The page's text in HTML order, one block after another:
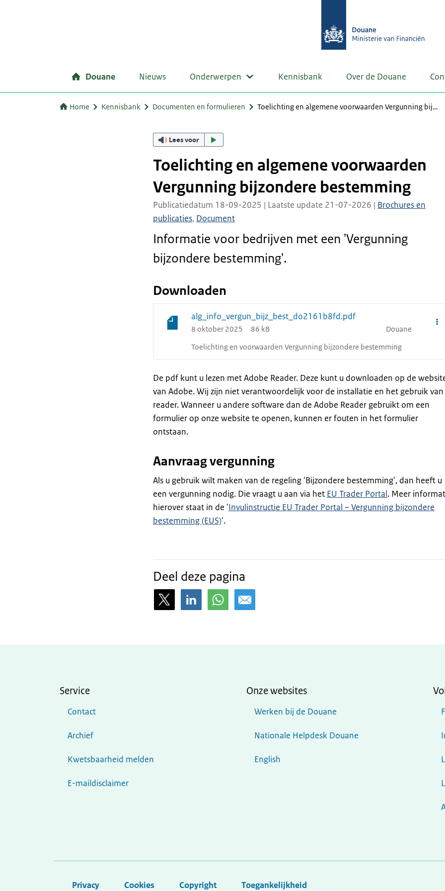
Douane Nieuws Onderwerpen Kennisbank Over de Douane
Home Kennisbank Documenten en formulieren Toelichting en algemene voorwaarden Vergunning bij…
Lees voor
Toelichting en algemene voorwaarden
Vergunning bijzondere bestemming
Publicatiedatum 18-09-2025 | Laatste update 21-07-2026 | Brochures en
publicaties, Document
Informatie voor bedrijven met een 'Vergunning
bijzondere bestemming'.
Downloaden
alg_info_vergun_bijz_best_do2161b8fd.pdf
8 oktober 2025 86 kB
Douane
Toelichting en voorwaarden Vergunning bijzondere bestemming
De pdf kunt u lezen met Adobe Reader. Deze kunt u downloaden op de
van Adobe. Wij zijn niet verantwoordelijk voor de installatie en het gebruik van
reader. Wanneer u andere software dan de Adobe Reader gebruikt om een
formulier op onze website te openen, kunnen er fouten in het formulier
ontstaan.
Aanvraag vergunning
Als u gebruik wilt maken van de regeling 'Bijzondere bestemming', dan heeft u
een vergunning nodig. Die vraagt u aan via het EU Trader Portal. Meer
hierover staat in de 'Invulinstructie EU Trader Portal – Vergunning bijzondere
bestemming (EUS)'.
Deel deze pagina
Service
Contact
Archief
Kwetsbaarheid melden
E-maildisclaimer
Onze websites
Werken bij de Douane
Nationale Helpdesk Douane
English
Privacy Cookies Copyright Toegankelijkheid